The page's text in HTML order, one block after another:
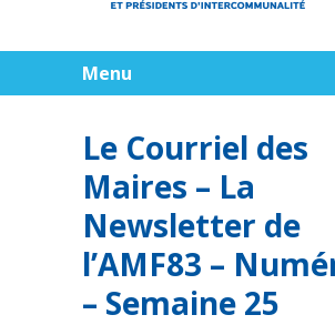
Menu
Le Courriel des
Maires – La
Newsletter de
l’AMF83 –
– Semaine 25